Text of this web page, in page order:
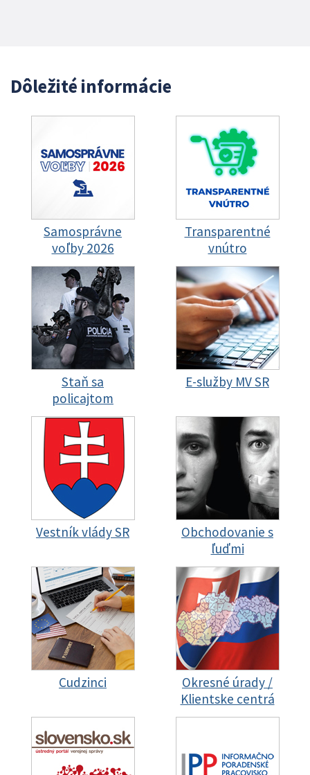
Dôležité informácie
Samosprávne
voľby 2026
Transparentné
vnútro
Staň sa
policajtom
E-služby MV SR
Vestník vlády SR
Obchodovanie s
ľuďmi
Cudzinci
Okresné úrady /
Klientske centrá